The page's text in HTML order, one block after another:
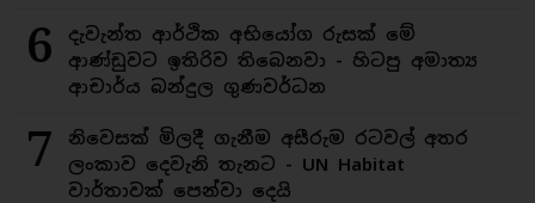
6
දැවැන්ත ආර්ථික අභියෝග රුසක් මේ
ආණ්ඩුවට ඉතිරිව තිබෙනවා - හිටපු අමාත්‍ය
ආචාර්ය බන්දුල ගුණවර්ධන
7
නිවෙසක් මිලදී ගැනීම අසීරුම රටවල් අතර
ලංකාව දෙවැනි තැනට - UN Habitat
වාර්තාවක් පෙන්වා දෙයි